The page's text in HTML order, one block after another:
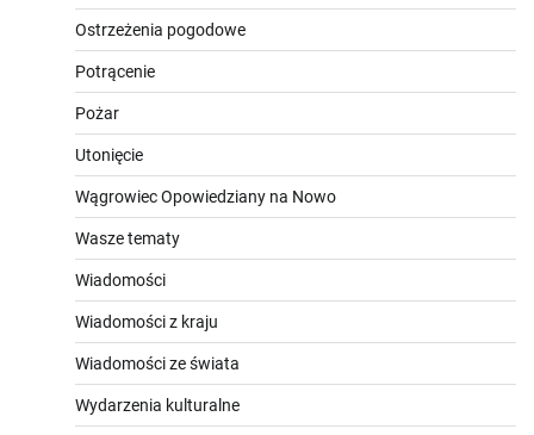
Ostrzeżenia pogodowe
Potrącenie
Pożar
Utonięcie
Wągrowiec Opowiedziany na Nowo
Wasze tematy
Wiadomości
Wiadomości z kraju
Wiadomości ze świata
Wydarzenia kulturalne